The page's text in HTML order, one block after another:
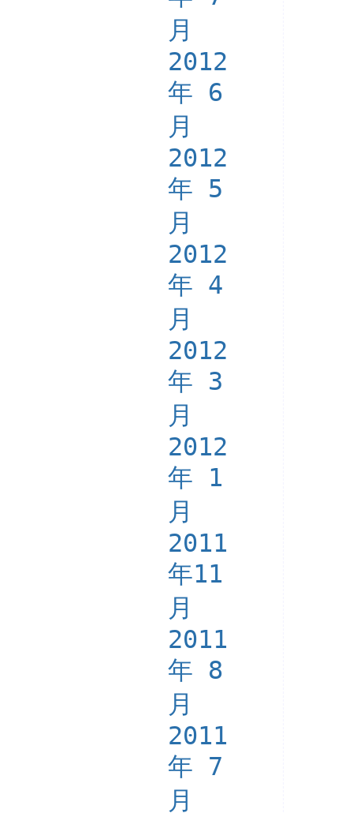
月
2012
年 6
月
2012
年 5
月
2012
年 4
月
2012
年 3
月
2012
年 1
月
2011
年11
月
2011
年 8
月
2011
年 7
月